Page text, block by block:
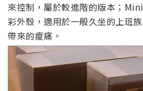
來控制，屬於較進階的版本；
彩外殼，適用於一般久坐的上班
帶來的痠痛。